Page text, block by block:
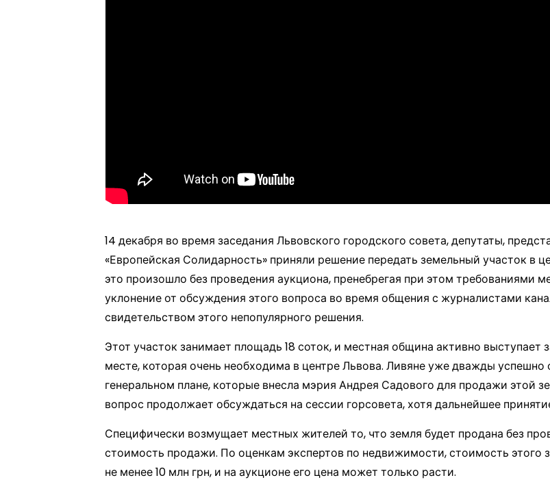
14 декабря во время заседания Львовского городского совета, депутаты,
«Европейская Солидарность» приняли решение передать земельный участок в
это произошло без проведения аукциона, пренебрегая при этом требованиями
уклонение от обсуждения этого вопроса во время общения с журналистами
свидетельством этого непопулярного решения.
Этот участок занимает площадь 18 соток, и местная община активно выступает
месте, которая очень необходима в центре Львова. Ливяне уже дважды
генеральном плане, которые внесла мэрия Андрея Садового для продажи этой
вопрос продолжает обсуждаться на сессии горсовета, хотя дальнейшее
Специфически возмущает местных жителей то, что земля будет продана без
стоимость продажи. По оценкам экспертов по недвижимости, стоимость этого
не менее 10 млн грн, и на аукционе его цена может только расти.